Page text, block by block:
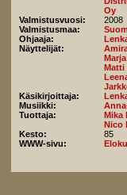
Oy
Valmistusvuosi:
2008
Valmistusmaa:
Ohjaaja:
Näyttelijät:
Matti
Käsikirjoittaja:
Musiikki:
Tuottaja:
Mika
Nico
Kesto:
85
WWW-sivu: